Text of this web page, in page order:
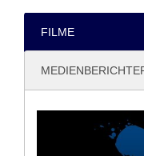
FILME